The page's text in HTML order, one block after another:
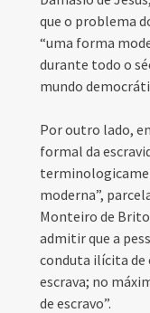
que o problema
“uma forma
durante todo o
mundo
Por outro lado,
formal da
moderna”,
Monteiro de Brito
admitir que a
conduta ilícita de
escrava; no
de escravo”.